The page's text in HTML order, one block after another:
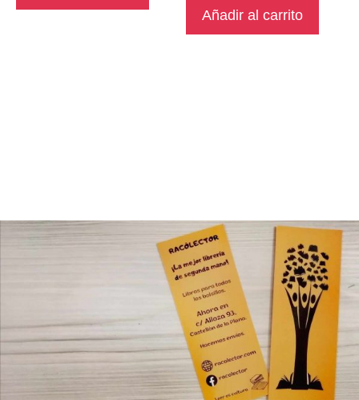
Añadir al carrito